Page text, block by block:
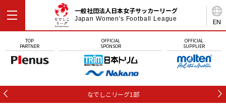
EN
一般社団法人日本女子サッカーリーグ
Japan Women's Football League
TOP
PARTNER
OFFICIAL
SPONSOR
OFFICIAL
SUPPLIER
なでしこリーグ1部